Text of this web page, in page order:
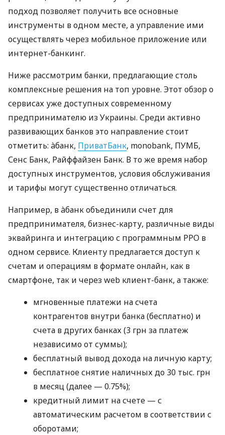
подход позволяет получить все основные
инструменты в одном месте, а управление ими
осуществлять через мобильное приложение или
интернет-банкинг.
Ниже рассмотрим банки, предлагающие столь
комплексные решения на топ уровне. Этот обзор о
сервисах уже доступных современному
предпринимателю из Украины. Среди активно
развивающих банков это направление стоит
отметить: àбанк, ПриватБанк, monobank, ПУМБ,
Сенс Банк, Райффайзен Банк. В то же время набор
доступных инструментов, условия обслуживания
и тарифы могут существенно отличаться.
Например, в àбанк объединили счет для
предпринимателя, бизнес-карту, различные виды
эквайринга и интеграцию с программным РРО в
одном сервисе. Клиенту предлагается доступ к
счетам и операциям в формате онлайн, как в
смартфоне, так и через web клиент-банк, а также:
мгновенные платежи на счета
контрагентов внутри банка (бесплатно) и
счета в других банках (3 грн за платеж
независимо от суммы);
бесплатный вывод дохода на личную карту;
бесплатное снятие наличных до 30 тыс. грн
в месяц (далее — 0.75%);
кредитный лимит на счете — с
автоматическим расчетом в соответствии с
оборотами;